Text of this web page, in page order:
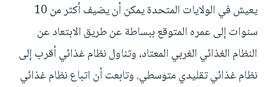
يعيش في الولايات المتحدة يمكن أن يضيف أكثر من 10
سنوات إلى عمره المتوقع ببساطة عن طريق الابتعاد عن
النظام الغذائي الغربي المعتاد، وتناول نظام غذائي أقرب إلى
نظام غذائي تقليدي متوسطي. وتابعت أن اتباع نظام غذائي